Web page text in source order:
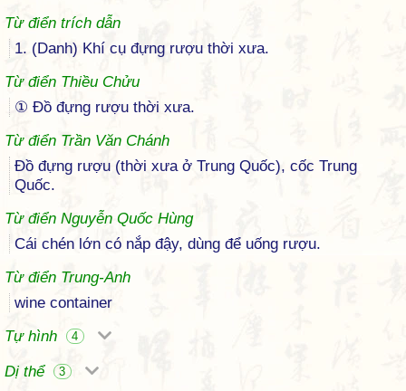
Từ điển trích dẫn
1. (Danh) Khí cụ đựng rượu thời xưa.
Từ điển Thiều Chửu
① Ðồ đựng rượu thời xưa.
Từ điển Trần Văn Chánh
Đồ đựng rượu (thời xưa ở Trung Quốc), cốc Trung
Quốc.
Từ điển Nguyễn Quốc Hùng
Cái chén lớn có nắp đậy, dùng để uống rượu.
Từ điển Trung-Anh
wine container
Tự hình
4
Dị thể 3